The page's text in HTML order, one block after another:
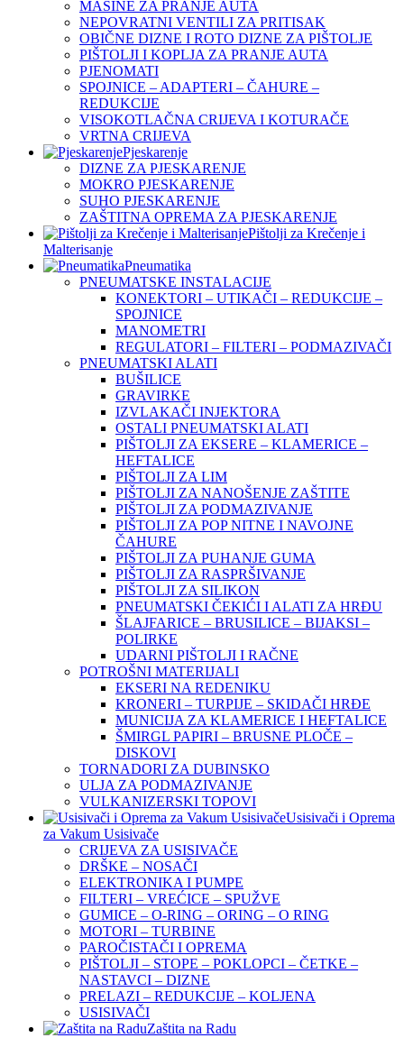
MAŠINE ZA PRANJE AUTA
NEPOVRATNI VENTILI ZA PRITISAK
OBIČNE DIZNE I ROTO DIZNE ZA PIŠTOLJE
PIŠTOLJI I KOPLJA ZA PRANJE AUTA
PJENOMATI
SPOJNICE – ADAPTERI – ČAHURE –
REDUKCIJE
VISOKOTLAČNA CRIJEVA I KOTURAČE
VRTNA CRIJEVA
Pjeskarenje
DIZNE ZA PJESKARENJE
MOKRO PJESKARENJE
SUHO PJESKARENJE
ZAŠTITNA OPREMA ZA PJESKARENJE
Pištolji za Krečenje i
Malterisanje
Pneumatika
PNEUMATSKE INSTALACIJE
KONEKTORI – UTIKAČI – REDUKCIJE –
SPOJNICE
MANOMETRI
REGULATORI – FILTERI – PODMAZIVAČI
PNEUMATSKI ALATI
BUŠILICE
GRAVIRKE
IZVLAKAČI INJEKTORA
OSTALI PNEUMATSKI ALATI
PIŠTOLJI ZA EKSERE – KLAMERICE –
HEFTALICE
PIŠTOLJI ZA LIM
PIŠTOLJI ZA NANOŠENJE ZAŠTITE
PIŠTOLJI ZA PODMAZIVANJE
PIŠTOLJI ZA POP NITNE I NAVOJNE
ČAHURE
PIŠTOLJI ZA PUHANJE GUMA
PIŠTOLJI ZA RASPRŠIVANJE
PIŠTOLJI ZA SILIKON
PNEUMATSKI ČEKIĆI I ALATI ZA HRĐU
ŠLAJFARICE – BRUSILICE – BIJAKSI –
POLIRKE
UDARNI PIŠTOLJI I RAČNE
POTROŠNI MATERIJALI
EKSERI NA REDENIKU
KRONERI – TURPIJE – SKIDAČI HRĐE
MUNICIJA ZA KLAMERICE I HEFTALICE
ŠMIRGL PAPIRI – BRUSNE PLOČE –
DISKOVI
TORNADORI ZA DUBINSKO
ULJA ZA PODMAZIVANJE
VULKANIZERSKI TOPOVI
Usisivači i Oprema
za Vakum Usisivače
CRIJEVA ZA USISIVAČE
DRŠKE – NOSAČI
ELEKTRONIKA I PUMPE
FILTERI – VREĆICE – SPUŽVE
GUMICE – O-RING – ORING – O RING
MOTORI – TURBINE
PAROČISTAČI I OPREMA
PIŠTOLJI – STOPE – POKLOPCI – ČETKE –
NASTAVCI – DIZNE
PRELAZI – REDUKCIJE – KOLJENA
USISIVAČI
Zaštita na Radu